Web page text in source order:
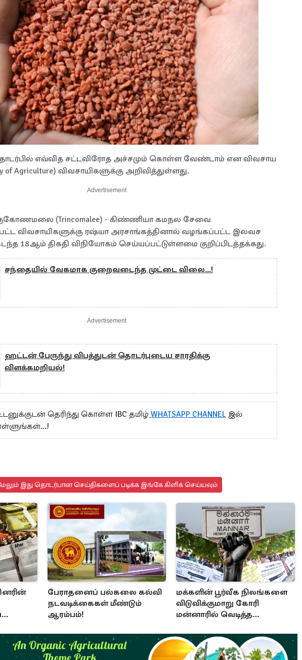
எவ்வித சட்டவிரோத அச்சமும் கொள்ள வேண்டாம் என விவசாய
of Agriculture) விவசாயிகளுக்கு அறிவித்துள்ளது.
Advertisement
(Trincomalee) - கிண்ணியா கமநல சேவை
விவசாயிகளுக்கு ரஷ்யா அரசாங்கத்தினால் வழங்கப்பட்ட இலவச
18ஆம் திகதி விநியோகம் செய்யப்பட்டுள்ளமை குறிப்பிடத்தக்கது.
சந்தையில் வேகமாக குறைவடைந்த முட்டை விலை...!
Advertisement
ஹட்டன் பேருந்து விபத்துடன் தொடர்புடைய சாரதிக்கு
விளக்கமறியல்!
தெரிந்து கொள்ள IBC தமிழ் WHATSAPP CHANNEL இல்
இது தொடர்பான செய்திகளைப் படிக்க இங்கே கிளிக் செய்யவும்
பேராதனைப் பல்கலை கல்வி
நடவடிக்கைகள் மீண்டும்
ஆரம்பம்!
மக்களின் பூர்வீக நிலங்களை
விடுவிக்குமாறு கோரி
மன்னாரில் வெடித்த